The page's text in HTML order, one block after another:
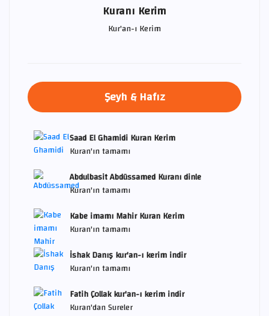
Kuranı Kerim
Kur'an-ı Kerim
Şeyh & Hafız
Saad El Ghamidi Kuran Kerim
Kuran'ın tamamı
Abdulbasit Abdüssamed Kuranı dinle
Kuran'ın tamamı
Kabe imamı Mahir Kuran Kerim
Kuran'ın tamamı
İshak Danış kur'an-ı kerim indir
Kuran'ın tamamı
Fatih Çollak kur'an-ı kerim indir
Kuran'dan Sureler